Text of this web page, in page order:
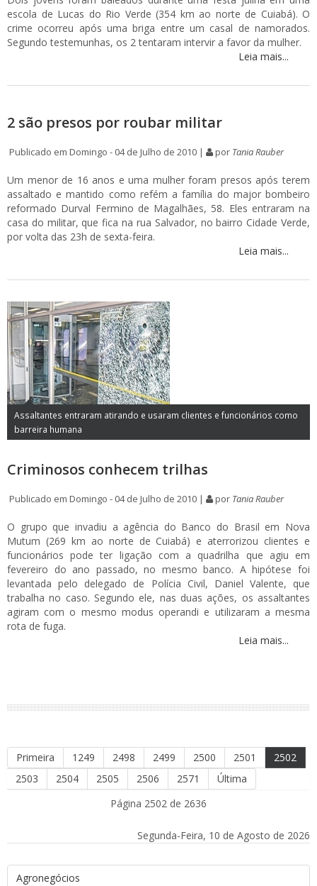
escola de Lucas do Rio Verde (354 km ao norte de Cuiabá). O
crime ocorreu após uma briga entre um casal de namorados.
Segundo testemunhas, os 2 tentaram intervir a favor da mulher.
Leia mais...
2 são presos por roubar militar
Publicado em Domingo - 04 de Julho de 2010 | por Tania Rauber
Um menor de 16 anos e uma mulher foram presos após terem
assaltado e mantido como refém a família do major bombeiro
reformado Durval Fermino de Magalhães, 58. Eles entraram na
casa do militar, que fica na rua Salvador, no bairro Cidade Verde,
por volta das 23h de sexta-feira.
Leia mais...
Assaltantes entraram atirando e usaram clientes e funcionários como
barreira humana
Criminosos conhecem trilhas
Publicado em Domingo - 04 de Julho de 2010 | por Tania Rauber
O grupo que invadiu a agência do Banco do Brasil em Nova
Mutum (269 km ao norte de Cuiabá) e aterrorizou clientes e
funcionários pode ter ligação com a quadrilha que agiu em
fevereiro do ano passado, no mesmo banco. A hipótese foi
levantada pelo delegado de Polícia Civil, Daniel Valente, que
trabalha no caso. Segundo ele, nas duas ações, os assaltantes
agiram com o mesmo modus operandi e utilizaram a mesma
rota de fuga.
Leia mais...
Primeira 1249 2498 2499 2500 2501
2502
2503
2504 2505 2506 2571
Última
Página 2502 de 2636
Segunda-Feira, 10 de Agosto de 2026
Agronegócios